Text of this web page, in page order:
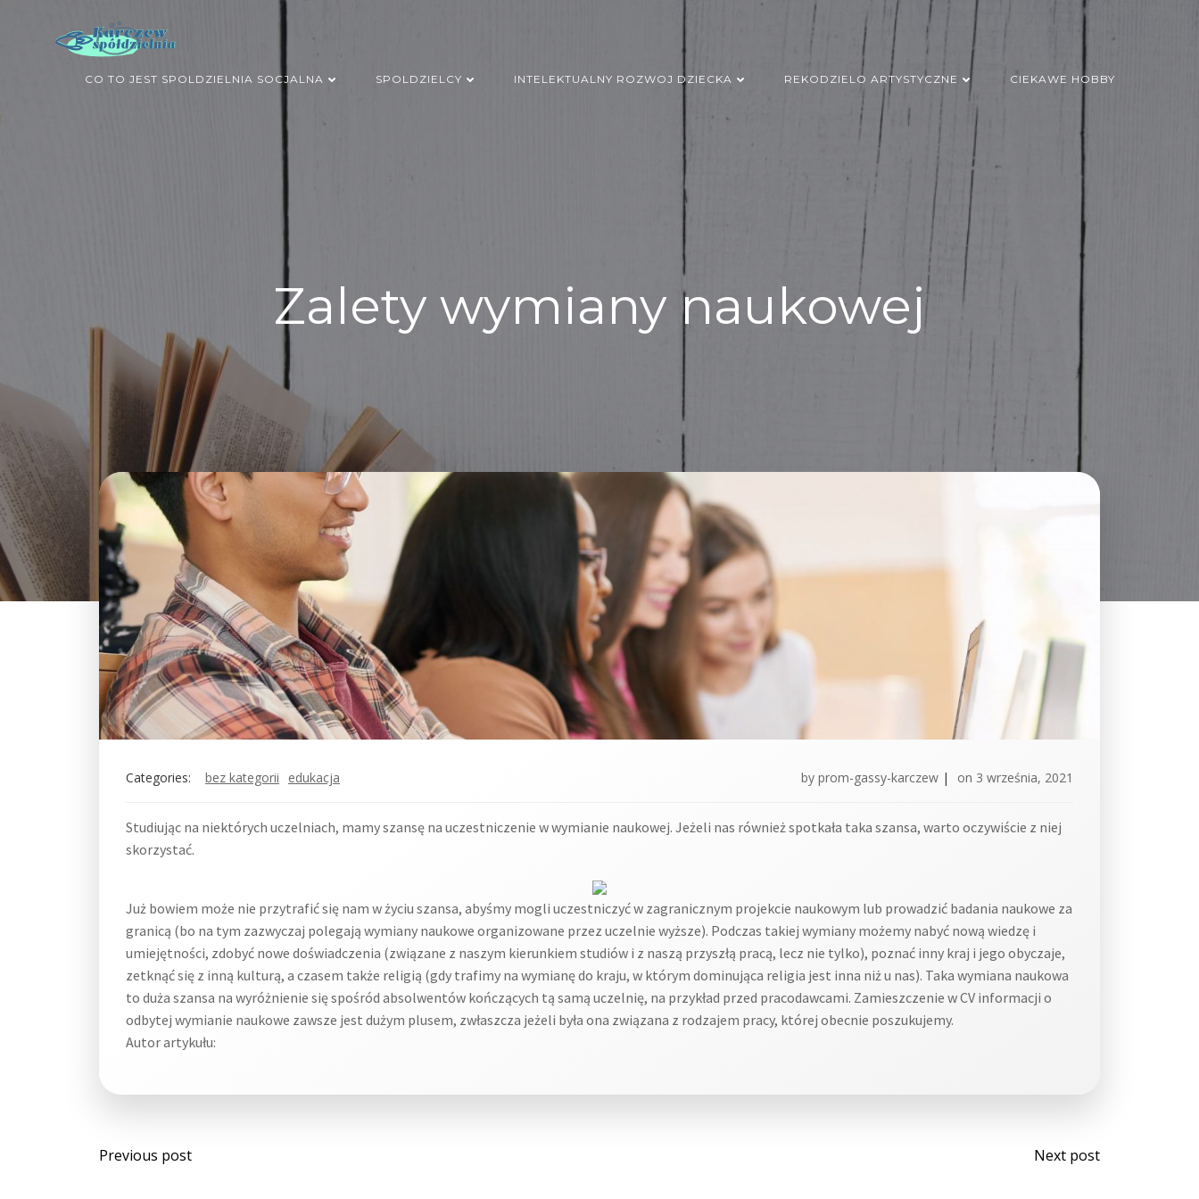
CO TO JEST SPOLDZIELNIA SOCJALNA SPOLDZIELCY INTELEKTUALNY ROZWOJ DZIECKA REKODZIELO ARTYSTYCZNE CIEKAWE HOBBY
Zalety wymiany naukowej
Categories: bez kategorii edukacja by prom-gassy-karczew | on 3 września, 2021
Studiując na niektórych uczelniach, mamy szansę na uczestniczenie w wymianie naukowej. Jeżeli nas również spotkała taka szansa, warto oczywiście z niej
skorzystać.
Już bowiem może nie przytrafić się nam w życiu szansa, abyśmy mogli uczestniczyć w zagranicznym projekcie naukowym lub prowadzić badania naukowe za
granicą (bo na tym zazwyczaj polegają wymiany naukowe organizowane przez uczelnie wyższe). Podczas takiej wymiany możemy nabyć nową wiedzę i
umiejętności, zdobyć nowe doświadczenia (związane z naszym kierunkiem studiów i z naszą przyszłą pracą, lecz nie tylko), poznać inny kraj i jego obyczaje,
zetknąć się z inną kulturą, a czasem także religią (gdy trafimy na wymianę do kraju, w którym dominująca religia jest inna niż u nas). Taka wymiana naukowa
to duża szansa na wyróżnienie się spośród absolwentów kończących tą samą uczelnię, na przykład przed pracodawcami. Zamieszczenie w CV informacji o
odbytej wymianie naukowe zawsze jest dużym plusem, zwłaszcza jeżeli była ona związana z rodzajem pracy, której obecnie poszukujemy.
Autor artykułu:
Post
Previous post
Post
Next post